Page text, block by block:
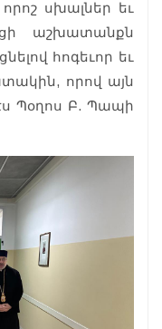
սխալներ եւ
աշխատանքն
հոգեւոր եւ
որով այն
Պօղոս Բ. Պապի